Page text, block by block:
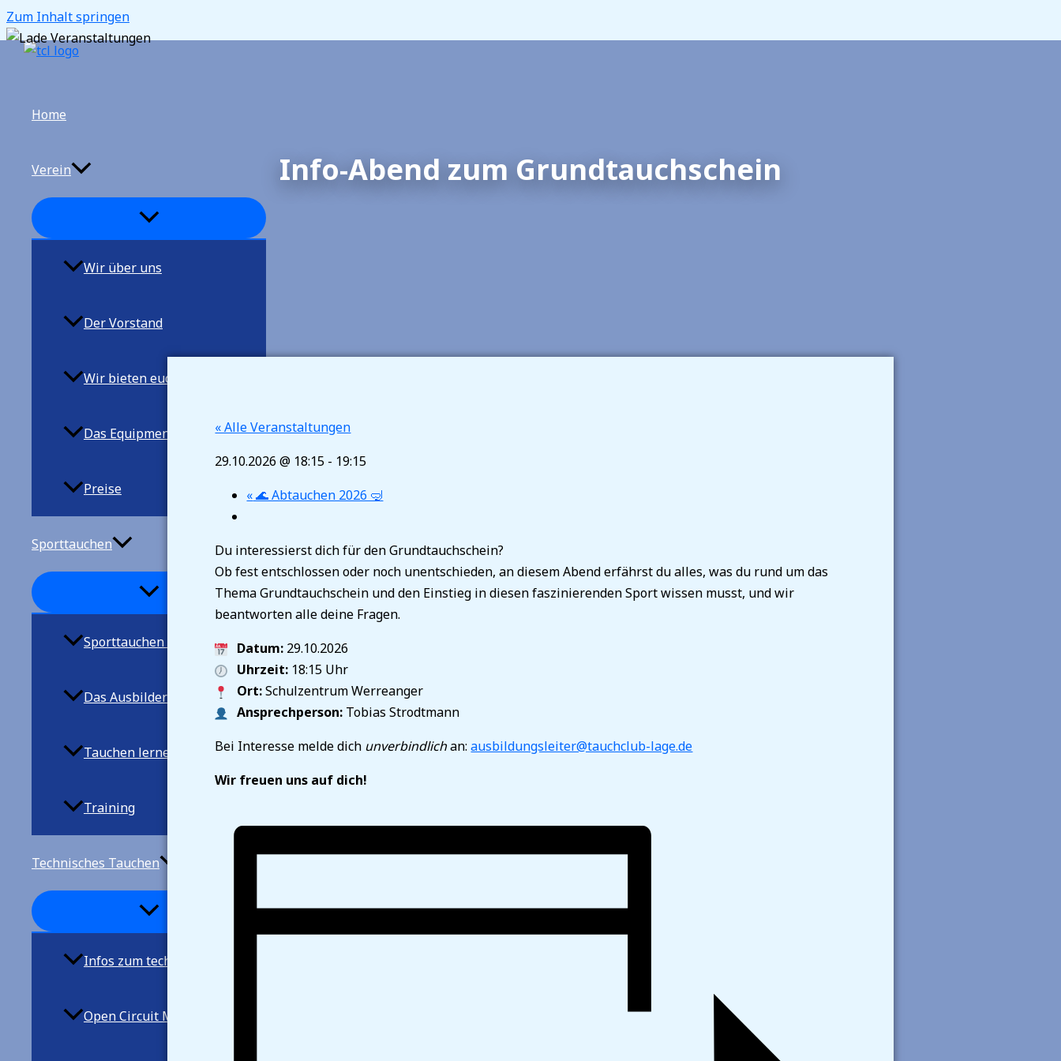
Zum Inhalt springen
Home
Verein
Wir über uns
Der Vorstand
Wir bieten euch
Das Equipment
Preise
Sporttauchen
Sporttauchen allgemein
Das Ausbilderteam
Tauchen lernen
Training
Technisches Tauchen
Infos zum techn. Tauchen
Open Circuit Mischgastauchen
Info-Abend zum Grundtauchschein
« Alle Veranstaltungen
29.10.2026 @ 18:15 - 19:15
«🌊 Abtauchen 2026 🤿
Du interessierst dich für den Grundtauchschein?
Ob fest entschlossen oder noch unentschieden, an diesem Abend erfährst du alles, was du rund um das
Thema Grundtauchschein und den Einstieg in diesen faszinierenden Sport wissen musst, und wir
beantworten alle deine Fragen.
Datum: 29.10.2026
Uhrzeit: 18:15 Uhr
Ort:Schulzentrum Werreanger
Ansprechperson: Tobias Strodtmann
Bei Interesse melde dich unverbindlichan:ausbildungsleiter@tauchclub-lage.de
Wir freuen uns auf dich!